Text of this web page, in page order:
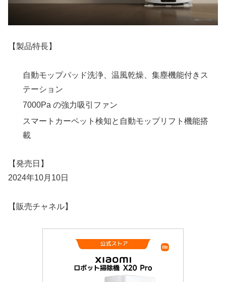
【製品特長】
自動モップパッド洗浄、温風乾燥、集塵機能付きス
テーション
7000Pa の強力吸引ファン
スマートカーペット検知と自動モップリフト機能搭
載
【発売日】
2024年10月10日
【販売チャネル】